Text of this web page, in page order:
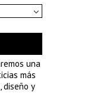
una
más
y